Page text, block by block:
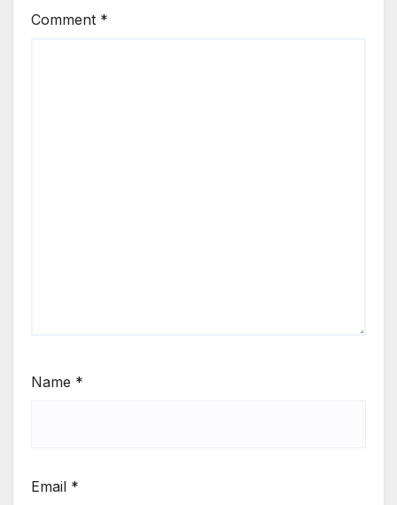
Comment *
Name *
Email *